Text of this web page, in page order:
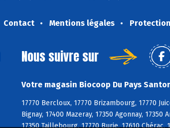
Contact Mentions légales
Nous suivre sur
Votre magasin Biocoop Du Pays
17770 Bercloux, 17770 Brizambourg, 17770
Bignay, 17400 Mazeray, 17350 Agonnay, 17350
17350 Taillebourg, 17770 Burie, 17610